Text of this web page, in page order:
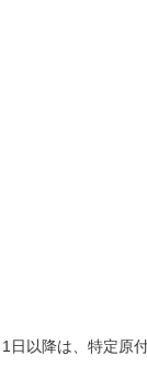
日以降は、特定原